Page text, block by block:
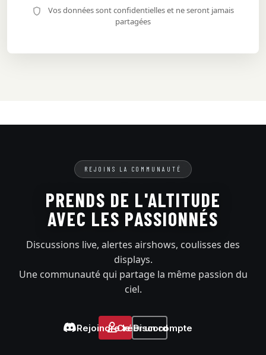
Vos données sont confidentielles et ne seront jamais
partagées
REJOINS LA COMMUNAUTÉ
PRENDS DE L'ALTITUDE
AVEC LES PASSIONNÉS
Discussions live, alertes airshows, coulisses des
displays.
Une communauté qui partage la même passion du
ciel.
Rejoindre le Discord
Créer un compte